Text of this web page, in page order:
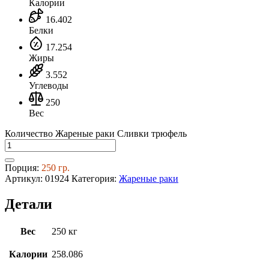
Калории
16.402
Белки
17.254
Жиры
3.552
Углеводы
250
Вес
Количество Жареные раки Сливки трюфель
Порция: 250 гр.
Артикул: 01924 Категория: Жареные раки
Детали
Вес 250 кг
Калории 258.086